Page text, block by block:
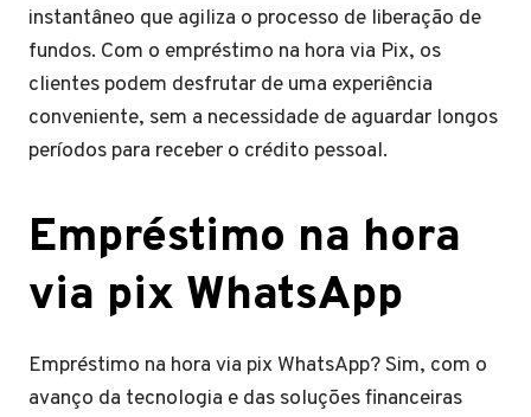
instantâneo que agiliza o processo de liberação de
fundos. Com o empréstimo na hora via Pix, os
clientes podem desfrutar de uma experiência
conveniente, sem a necessidade de aguardar longos
períodos para receber o crédito pessoal.
Empréstimo na hora
via pix WhatsApp
Empréstimo na hora via pix WhatsApp? Sim, com o
avanço da tecnologia e das soluções financeiras